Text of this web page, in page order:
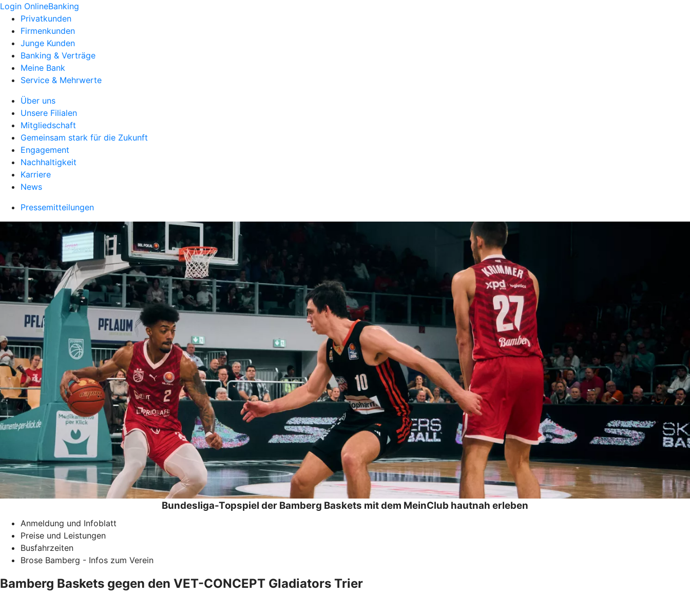
Login OnlineBanking
Privatkunden
Firmenkunden
Junge Kunden
Banking & Verträge
Meine Bank
Service & Mehrwerte
Über uns
Unsere Filialen
Mitgliedschaft
Gemeinsam stark für die Zukunft
Engagement
Nachhaltigkeit
Karriere
News
Pressemitteilungen
Bundesliga-Topspiel der Bamberg Baskets mit dem MeinClub hautnah erleben
Anmeldung und Infoblatt
Preise und Leistungen
Busfahrzeiten
Brose Bamberg - Infos zum Verein
Bamberg Baskets gegen den VET-CONCEPT Gladiators Trier